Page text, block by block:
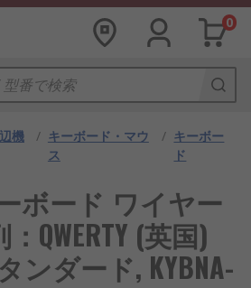
0
機
/ キーボード・マウ
ス
/ キーボー
ド
ボード ワイヤー
QWERTY (英国)
ンダード, KYBNA-